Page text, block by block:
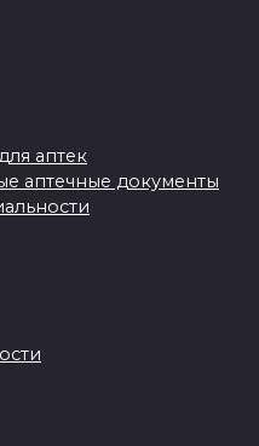
аптек
аптечные документы